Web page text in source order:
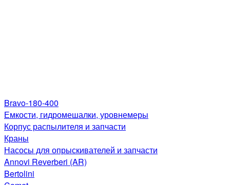
Bravo-180-400
Емкости, гидромешалки, уровнемеры
Корпус распылителя и запчасти
Краны
Насосы для опрыскивателей и запчасти
Annovi Reverberi (AR)
Bertolini